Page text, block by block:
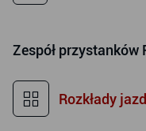
Zespół przystanków
Rozkłady